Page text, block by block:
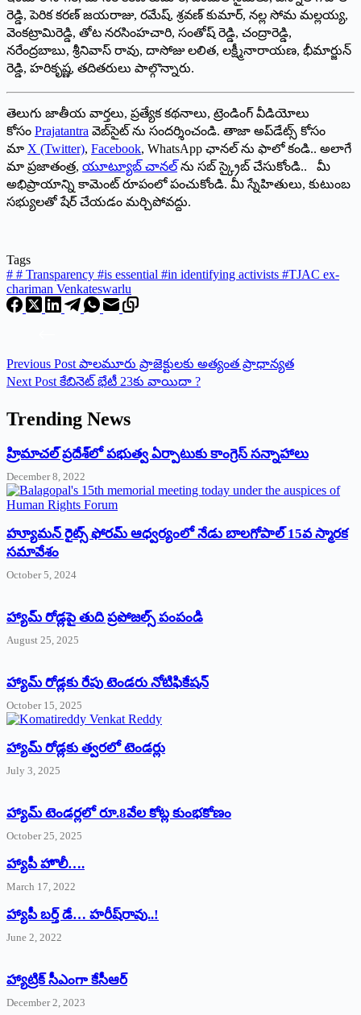
రెడ్డి, పెరిక కరణ్ జయరాజు, రమేష్, శ్రవణ్ కుమార్, నల్ల సోమ మల్లయ్య,
వెంకట్రామిరెడ్డి, తోట నరసింహచారి, సంతోష్ రెడ్డి, చంద్రారెడ్డి,
నరేంద్రబాబు, శ్రీనివాస్ రావు, దాసోజు లలిత, లక్ష్మీనారాయణ, భీమార్జున్
రెడ్డి, హరికృష్ణ, తదితరులు పాల్గొన్నారు.
తెలుగు జాతీయ వార్తలు, ప్రత్యేక కథనాలు, ట్రెండింగ్ వీడియోలు
కోసం Prajatantra వెబ్‌సైట్ ను సందర్శించండి. తాజా అప్‌డేట్స్ కోసం
మా X (Twitter), Facebook, WhatsApp ఛానల్ ను ఫాలో కండి.. అలాగే
మా ప్రజాతంత్ర, యూట్యూబ్ చానల్ ను సబ్ స్క్రైబ్ చేసుకోండి.. మీ
అభిప్రాయాన్ని కామెంట్ రూపంలో పంచుకోండి. మీ స్నేహితులు, కుటుంబ
సభ్యులతో షేర్ చేయడం మర్చిపోవద్దు.
Tags
# # Transparency #is essential #in identifying activists #TJAC ex-
chariman Venkateswarlu
Previous Post పాలమూరు ప్రాజెక్టులకు అత్యంత‌ ప్రాధాన్యత
Next Post కేబినెట్ భేటీ 23కు వాయిదా ?
Trending News
‌హ్రిమాచల్‌ ‌ప్రదేశ్‌లో పభుత్వ ఏర్పాటుకు కాంగ్రెస్‌ ‌సన్నాహాలు
December 8, 2022
హ్యూమన్‌ రైట్స్‌ ఫోరమ్‌ ఆధ్వర్యంలో నేడు బాలగోపాల్‌ 15వ స్మారక
సమావేశం
October 5, 2024
హ్యామ్‌ రోడ్లపై తుది ప్రపోజల్స్‌ పంపండి
August 25, 2025
హ్యామ్‌ రోడ్లకు రేపు టెండరు నోటిఫికేషన్‌
October 15, 2025
హ్యామ్‌ రోడ్లకు త్వరలో టెండర్లు
July 3, 2025
హ్యామ్‌ ‌టెండర్లలో రూ.8వేల కోట్ల కుంభకోణం
October 25, 2025
హ్యాపీ హొలీ….
March 17, 2022
హ్యాపీ బర్త్ ‌డే… హరీష్‌రావు..!
June 2, 2022
హ్యాట్రిక్‌ ‌సీఎంగా కేసీఆర్‌
December 2, 2023